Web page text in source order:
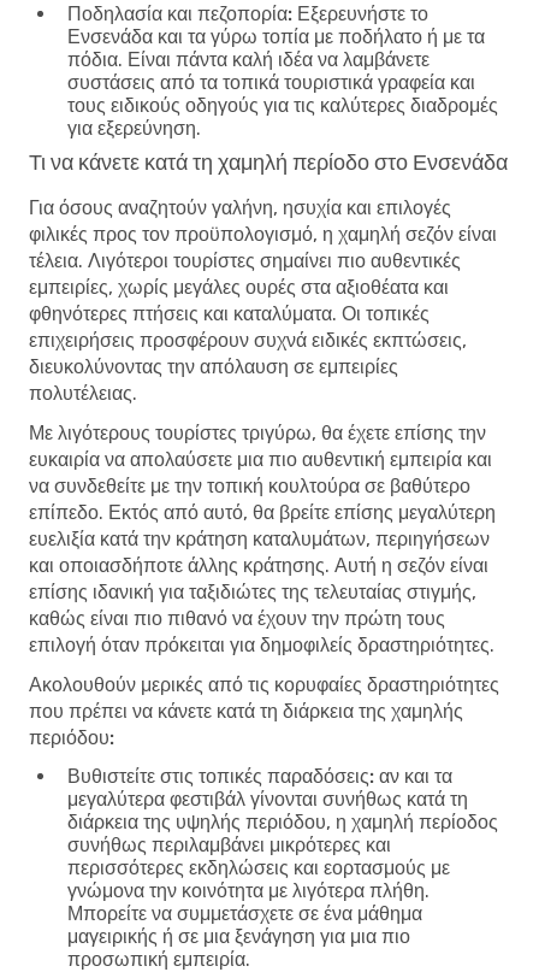
Ποδηλασία και πεζοπορία: Εξερευνήστε το
Ενσενάδα και τα γύρω τοπία με ποδήλατο ή με τα
πόδια. Είναι πάντα καλή ιδέα να λαμβάνετε
συστάσεις από τα τοπικά τουριστικά γραφεία και
τους ειδικούς οδηγούς για τις καλύτερες διαδρομές
για εξερεύνηση.
Τι να κάνετε κατά τη χαμηλή περίοδο στο Ενσενάδα
Για όσους αναζητούν γαλήνη, ησυχία και επιλογές
φιλικές προς τον προϋπολογισμό, η χαμηλή σεζόν είναι
τέλεια. Λιγότεροι τουρίστες σημαίνει πιο αυθεντικές
εμπειρίες, χωρίς μεγάλες ουρές στα αξιοθέατα και
φθηνότερες πτήσεις και καταλύματα. Οι τοπικές
επιχειρήσεις προσφέρουν συχνά ειδικές εκπτώσεις,
διευκολύνοντας την απόλαυση σε εμπειρίες
πολυτέλειας.
Με λιγότερους τουρίστες τριγύρω, θα έχετε επίσης την
ευκαιρία να απολαύσετε μια πιο αυθεντική εμπειρία και
να συνδεθείτε με την τοπική κουλτούρα σε βαθύτερο
επίπεδο. Εκτός από αυτό, θα βρείτε επίσης μεγαλύτερη
ευελιξία κατά την κράτηση καταλυμάτων, περιηγήσεων
και οποιασδήποτε άλλης κράτησης. Αυτή η σεζόν είναι
επίσης ιδανική για ταξιδιώτες της τελευταίας στιγμής,
καθώς είναι πιο πιθανό να έχουν την πρώτη τους
επιλογή όταν πρόκειται για δημοφιλείς δραστηριότητες.
Ακολουθούν μερικές από τις κορυφαίες δραστηριότητες
που πρέπει να κάνετε κατά τη διάρκεια της χαμηλής
περιόδου:
Βυθιστείτε στις τοπικές παραδόσεις: αν και τα
μεγαλύτερα φεστιβάλ γίνονται συνήθως κατά τη
διάρκεια της υψηλής περιόδου, η χαμηλή περίοδος
συνήθως περιλαμβάνει μικρότερες και
περισσότερες εκδηλώσεις και εορτασμούς με
γνώμονα την κοινότητα με λιγότερα πλήθη.
Μπορείτε να συμμετάσχετε σε ένα μάθημα
μαγειρικής ή σε μια ξενάγηση για μια πιο
προσωπική εμπειρία.